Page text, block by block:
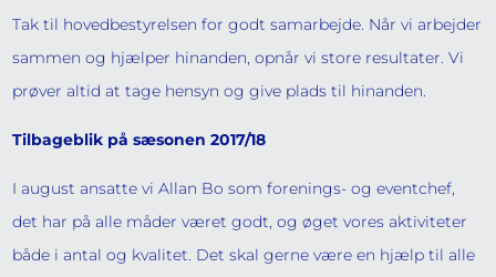
Tak til hovedbestyrelsen for godt samarbejde. Når vi arbejder
sammen og hjælper hinanden, opnår vi store resultater. Vi
prøver altid at tage hensyn og give plads til hinanden.
Tilbageblik på sæsonen 2017/18
I august ansatte vi Allan Bo som forenings- og eventchef,
det har på alle måder været godt, og øget vores aktiviteter
både i antal og kvalitet. Det skal gerne være en hjælp til alle